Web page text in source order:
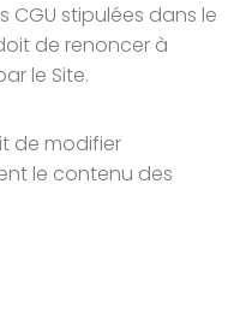
stipulées dans le
de renoncer à
le Site.
de modifier
le contenu des